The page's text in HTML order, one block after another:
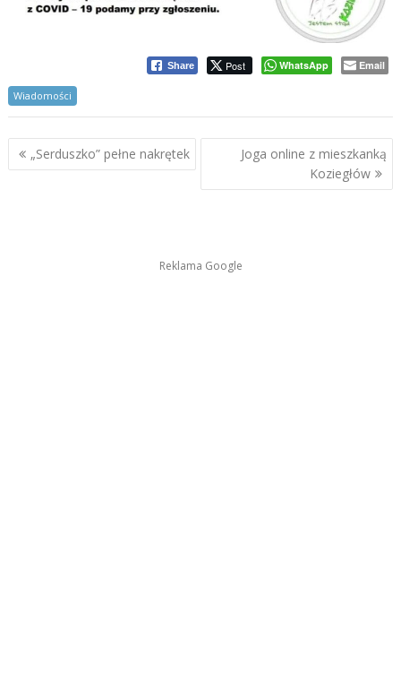
Share Post WhatsApp Email
Wiadomości
Nawigacja
wpisu
„Serduszko” pełne nakrętek
Joga online z mieszkanką
Koziegłów
Reklama Google